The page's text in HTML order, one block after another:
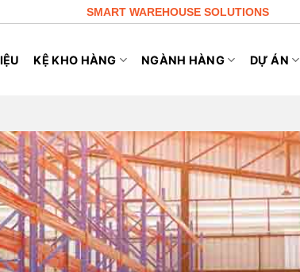
SMART WAREHOUSE SOLUTIONS
KỆ KHO HÀNG NGÀNH HÀNG DỰ ÁN